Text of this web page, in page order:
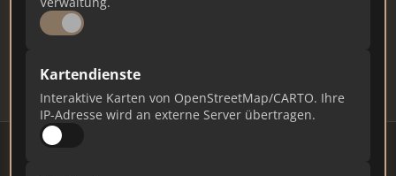
Kartendienste
Interaktive Karten von OpenStreetMap/CARTO. Ihre
IP-Adresse wird an externe Server übertragen.
BAYERN
66
Makler Makler-Keywords